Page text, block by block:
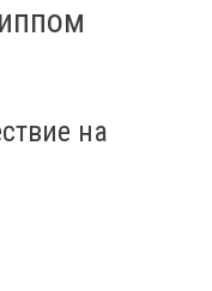
на